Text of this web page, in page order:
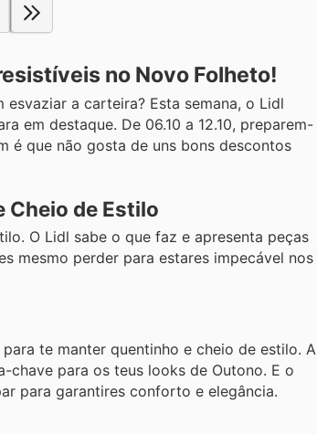
no Novo Folheto!
a carteira? Esta semana, o Lidl
em destaque. De 06.10 a 12.10, preparem-
é que não gosta de uns bons descontos
Cheio de Estilo
O Lidl sabe o que faz e apresenta peças
mesmo perder para estares impecável nos
te manter quentinho e cheio de estilo. A
chave para os teus looks de Outono. E o
para garantires conforto e elegância.